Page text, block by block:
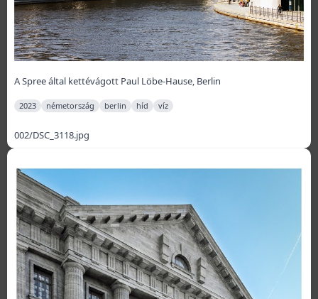
A Spree által kettévágott Paul Löbe-Hause, Berlin
2023 németország berlin híd víz
002/DSC_3118.jpg